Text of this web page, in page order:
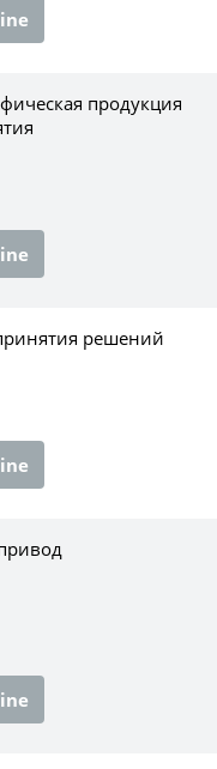
продукция
решений